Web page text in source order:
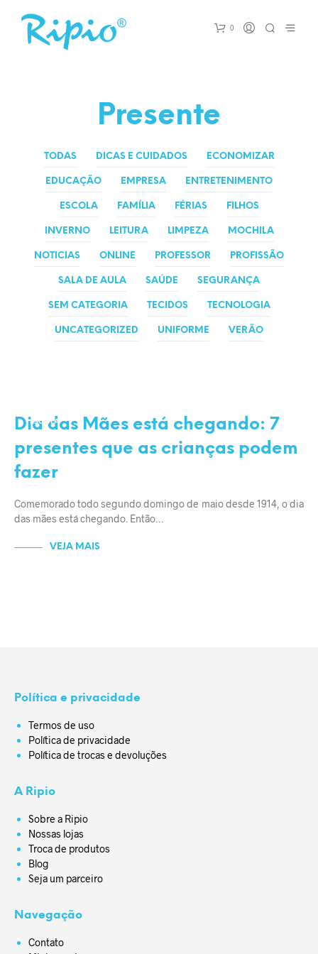
0
Presente
TODAS DICAS E CUIDADOS ECONOMIZAR
EDUCAÇÃO EMPRESA ENTRETENIMENTO
ESCOLA FAMÍLIA FÉRIAS FILHOS
INVERNO LEITURA LIMPEZA MOCHILA
NOTICIAS ONLINE PROFESSOR PROFISSÃO
SALA DE AULA SAÚDE SEGURANÇA
SEM CATEGORIA TECIDOS TECNOLOGIA
UNCATEGORIZED UNIFORME VERÃO
ESCOLA
Dia das Mães está chegando: 7
presentes que as crianças podem
fazer
Comemorado todo segundo domingo de maio desde 1914, o dia
das mães está chegando. Então…
VEJA MAIS
Política e privacidade
Termos de uso
Política de privacidade
Política de trocas e devoluções
A Ripio
Sobre a Ripio
Nossas lojas
Troca de produtos
Blog
Seja um parceiro
Navegação
Contato